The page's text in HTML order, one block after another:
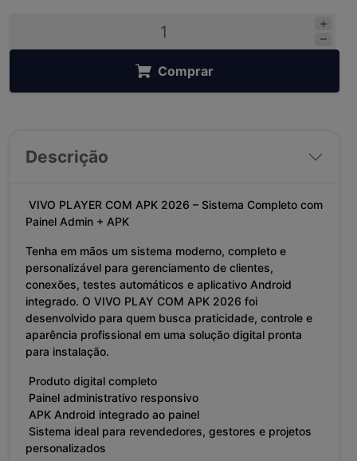
Comprar
Descrição
VIVO PLAYER COM APK 2026 – Sistema Completo com
Painel Admin + APK
Tenha em mãos um sistema moderno, completo e
personalizável para gerenciamento de clientes,
conexões, testes automáticos e aplicativo Android
integrado. O VIVO PLAY COM APK 2026 foi
desenvolvido para quem busca praticidade, controle e
aparência profissional em uma solução digital pronta
para instalação.
Produto digital completo
Painel administrativo responsivo
APK Android integrado ao painel
Sistema ideal para revendedores, gestores e projetos
personalizados